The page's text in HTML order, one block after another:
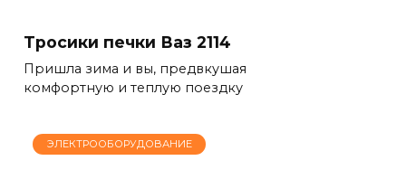
Тросики печки Ваз 2114
Пришла зима и вы, предвкушая
комфортную и теплую поездку
ЭЛЕКТРООБОРУДОВАНИЕ